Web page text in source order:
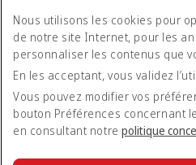
Déclaration d'accessibilité
Nous contacter
Politique de confidentialité
Conditions générales
Politique en matière de cookies
Cyber-sécurité
Nous utilisons les cookies pour
de notre site Internet, pour les
personnaliser les contenus que
En les acceptant, vous validez
Vous pouvez modifier vos
bouton Préférences concernant
en consultant notrepolitique